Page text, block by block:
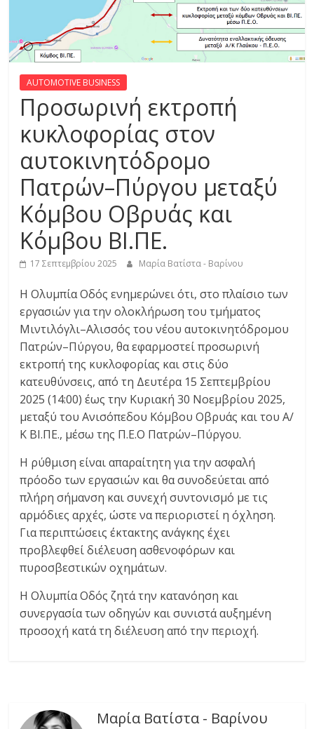
E
S
S
AUTOMOTIVE BUSINESS
Προσωρινή εκτροπή
κυκλοφορίας στον
αυτοκινητόδρομο
Πατρών–Πύργου μεταξύ
Κόμβου Οβρυάς και
Κόμβου ΒΙ.ΠΕ.
17 Σεπτεμβρίου 2025 Μαρία Βατίστα - Βαρίνου
Η Ολυμπία Οδός ενημερώνει ότι, στο πλαίσιο των
εργασιών για την ολοκλήρωση του τμήματος
Μιντιλόγλι–Αλισσός του νέου αυτοκινητόδρομου
Πατρών–Πύργου, θα εφαρμοστεί προσωρινή
εκτροπή της κυκλοφορίας και στις δύο
κατευθύνσεις, από τη Δευτέρα 15 Σεπτεμβρίου
2025 (14:00) έως την Κυριακή 30 Νοεμβρίου 2025,
μεταξύ του Ανισόπεδου Κόμβου Οβρυάς και του Α/
Κ ΒΙ.ΠΕ., μέσω της Π.Ε.Ο Πατρών–Πύργου.
Η ρύθμιση είναι απαραίτητη για την ασφαλή
πρόοδο των εργασιών και θα συνοδεύεται από
πλήρη σήμανση και συνεχή συντονισμό με τις
αρμόδιες αρχές, ώστε να περιοριστεί η όχληση.
Για περιπτώσεις έκτακτης ανάγκης έχει
προβλεφθεί διέλευση ασθενοφόρων και
πυροσβεστικών οχημάτων.
Η Ολυμπία Οδός ζητά την κατανόηση και
συνεργασία των οδηγών και συνιστά αυξημένη
προσοχή κατά τη διέλευση από την περιοχή.
Μαρία Βατίστα - Βαρίνου